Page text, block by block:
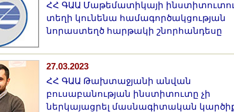
ՀՀ ԳԱԱ Մաթեմատիկայի
տեղի կունենա համագործակցության
նորաստեղծ հարթակի շնորհանդեսը
27.03.2023
ՀՀ ԳԱԱ Թախտաջյանի անվան
բուսաբանության ինստիտուտը չի
ներկայացրել մասնագիտական